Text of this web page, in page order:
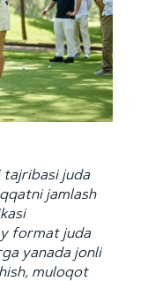
tajribasi juda
jamlash
format juda
yanada jonli
muloqot